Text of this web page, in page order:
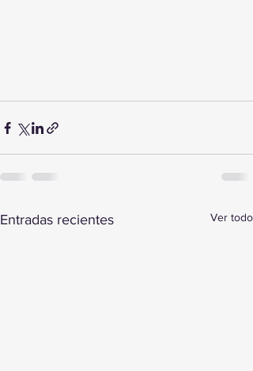
Entradas recientes Ver todo